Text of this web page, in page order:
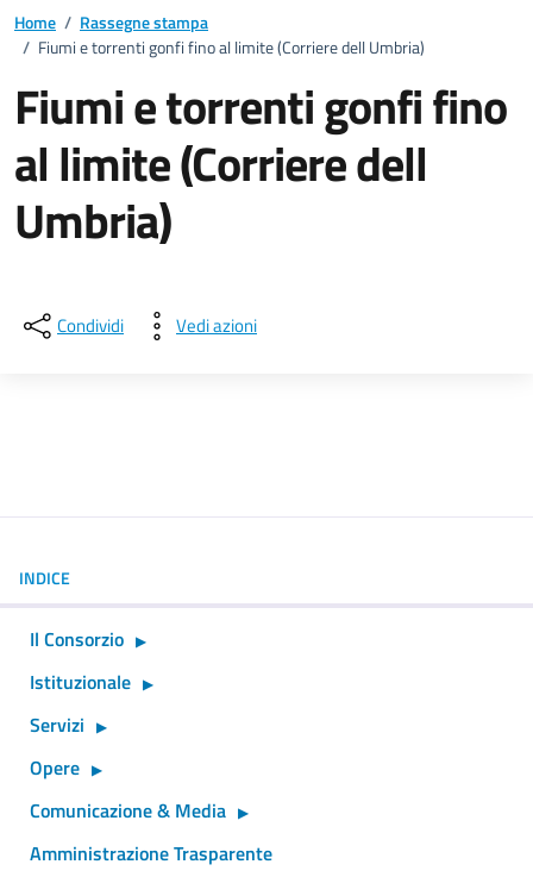
Home / Rassegne stampa
/ Fiumi e torrenti gonfi fino al limite (Corriere dell Umbria)
Fiumi e torrenti gonfi fino
al limite (Corriere dell
Umbria)
Condividi Vedi azioni
INDICE
Il Consorzio
Istituzionale
Servizi
Opere
Comunicazione & Media
Amministrazione Trasparente